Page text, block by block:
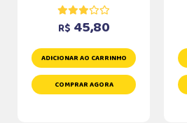
R$ 45,80
ADICIONAR AO CARRINHO
COMPRAR AGORA